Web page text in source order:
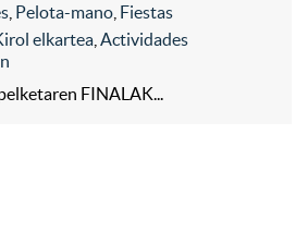
Pelota-mano Fiestas
elkartea Actividades
FINALAK...